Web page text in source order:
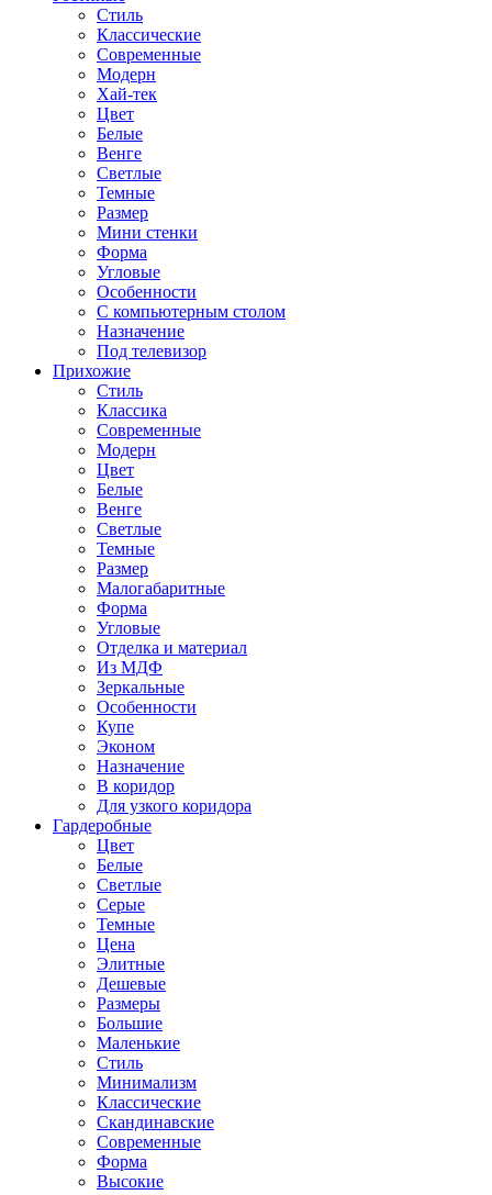
Стиль
Классические
Современные
Модерн
Хай-тек
Цвет
Белые
Венге
Светлые
Темные
Размер
Мини стенки
Форма
Угловые
Особенности
С компьютерным столом
Назначение
Под телевизор
Прихожие
Стиль
Классика
Современные
Модерн
Цвет
Белые
Венге
Светлые
Темные
Размер
Малогабаритные
Форма
Угловые
Отделка и материал
Из МДФ
Зеркальные
Особенности
Купе
Эконом
Назначение
В коридор
Для узкого коридора
Гардеробные
Цвет
Белые
Светлые
Серые
Темные
Цена
Элитные
Дешевые
Размеры
Большие
Маленькие
Стиль
Минимализм
Классические
Скандинавские
Современные
Форма
Высокие